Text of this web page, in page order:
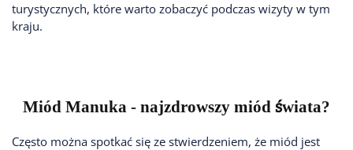
turystycznych, które warto zobaczyć podczas wizyty w tym
kraju.
Miód Manuka - najzdrowszy miód świata?
Często można spotkać się ze stwierdzeniem, że miód jest